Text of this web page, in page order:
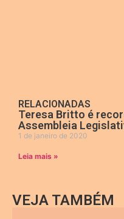
RELACIONADAS
Teresa Britto é
Assembleia
1 de janeiro de 2020
Leia mais »
VEJA TAMBÉM